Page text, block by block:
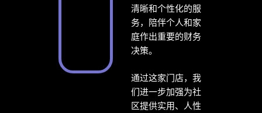
清晰和个性化的服
务，陪伴个人和家
庭作出重要的财务
决策。
通过这家门店，我
们进一步加强为社
区提供实用、人性